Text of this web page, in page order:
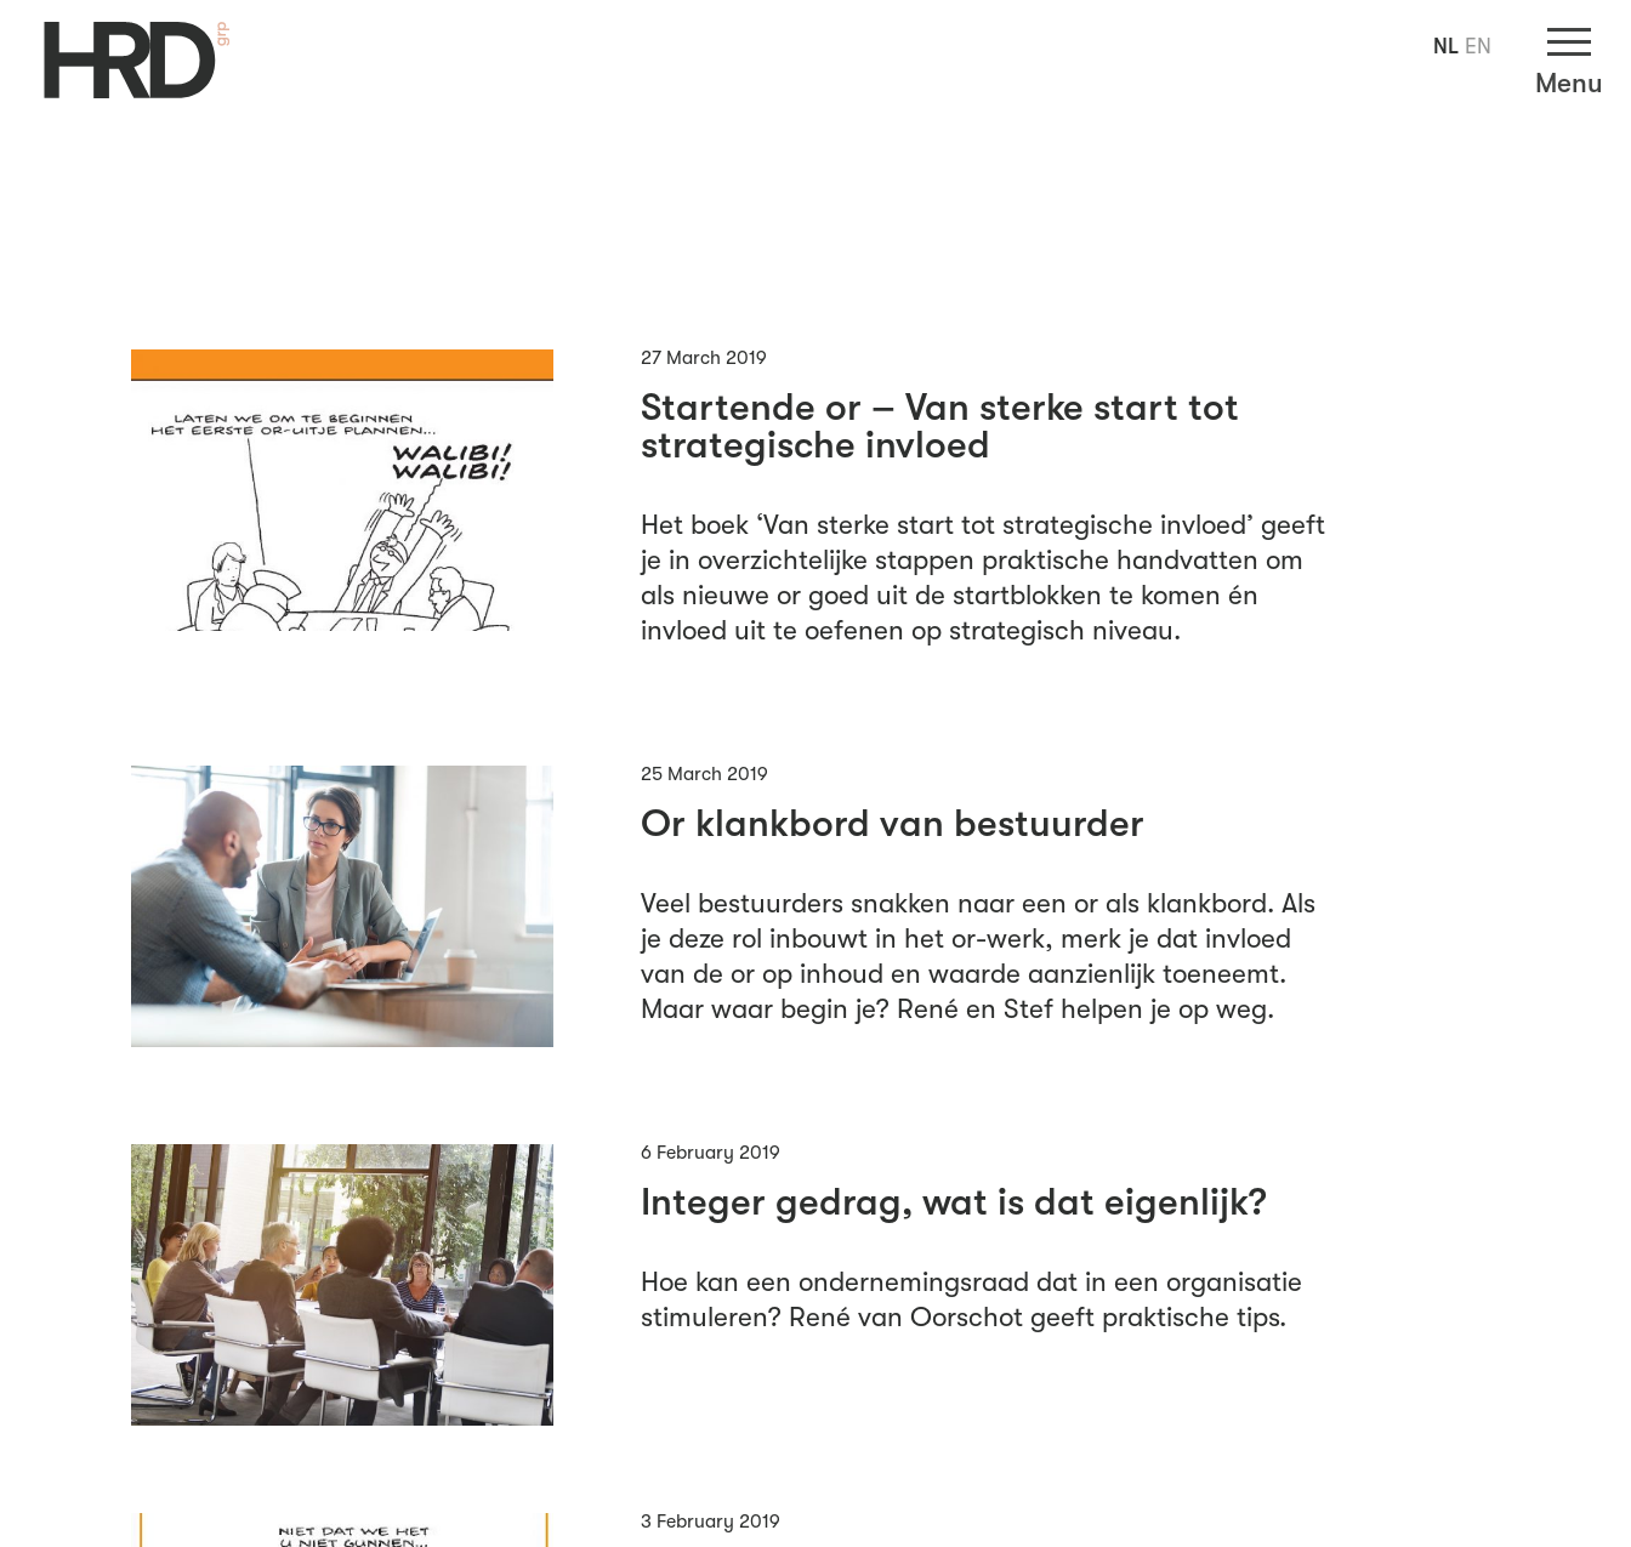
Menu
27 March 2019
Startende or – Van sterke start tot
strategische invloed
Het boek ‘Van sterke start tot strategische invloed’ geeft
je in overzichtelijke stappen praktische handvatten om
als nieuwe or goed uit de startblokken te komen én
invloed uit te oefenen op strategisch niveau.
25 March 2019
Or klankbord van bestuurder
Veel bestuurders snakken naar een or als klankbord. Als
je deze rol inbouwt in het or-werk, merk je dat invloed
van de or op inhoud en waarde aanzienlijk toeneemt.
Maar waar begin je? René en Stef helpen je op weg.
6 February 2019
Integer gedrag, wat is dat eigenlijk?
Hoe kan een ondernemingsraad dat in een organisatie
stimuleren? René van Oorschot geeft praktische tips.
3 February 2019
NL EN